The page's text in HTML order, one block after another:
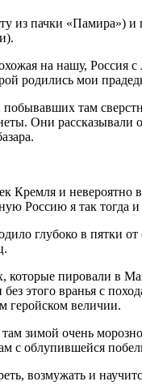
из пачки «Памира»)
на нашу, Россия
родились мои
там
Они рассказывали
Кремля и
Россию я так тогда и
глубоко в пятки от
которые пировали в
вранья с
геройском величии.
зимой очень
облупившейся
возмужать и